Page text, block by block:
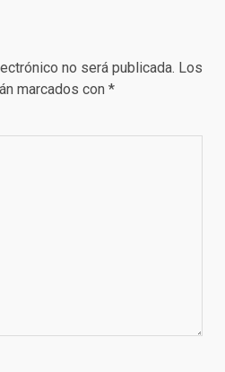
no será publicada. Los
marcados con *